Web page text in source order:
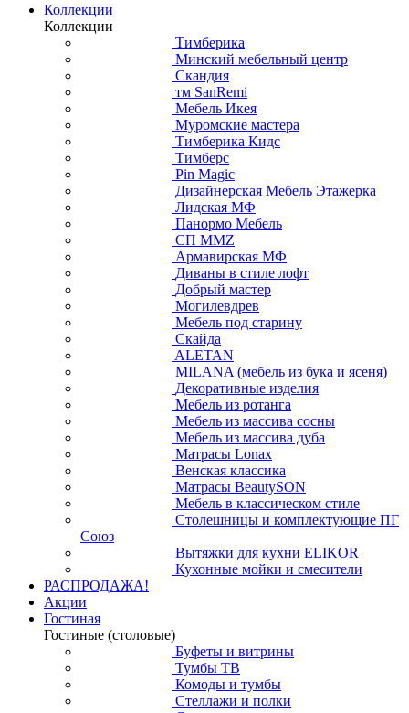
Коллекции
Коллекции
Тимберика
Минский мебельный центр
Скандия
тм SanRemi
Мебель Икея
Муромские мастера
Тимберика Кидс
Тимберс
Pin Magic
Дизайнерская Мебель Этажерка
Лидская МФ
Панормо Мебель
СП ММZ
Армавирская МФ
Диваны в стиле лофт
Добрый мастер
Могилевдрев
Мебель под старину
Скайда
ALETAN
MILANA (мебель из бука и ясеня)
Декоративные изделия
Мебель из ротанга
Мебель из массива сосны
Мебель из массива дуба
Матрасы Lonax
Венская классика
Матрасы BeautySON
Мебель в классическом стиле
Столешницы и комплектующие ПГ
Союз
Вытяжки для кухни ELIKOR
Кухонные мойки и смесители
РАСПРОДАЖА!
Акции
Гостиная
Гостиные (столовые)
Буфеты и витрины
Тумбы ТВ
Комоды и тумбы
Стеллажи и полки